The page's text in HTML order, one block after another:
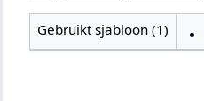
Gebruikt sjabloon (1)